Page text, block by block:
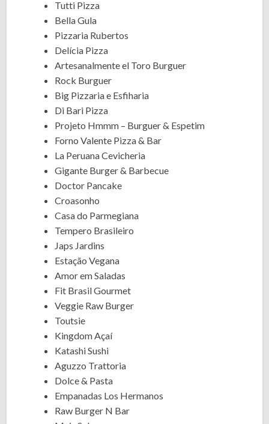
Tutti Pizza
Bella Gula
Pizzaria Rubertos
Delícia Pizza
Artesanalmente el Toro Burguer
Rock Burguer
Big Pizzaria e Esfiharia
Di Bari Pizza
Projeto Hmmm – Burguer & Espetim
Forno Valente Pizza & Bar
La Peruana Cevicheria
Gigante Burger & Barbecue
Doctor Pancake
Croasonho
Casa do Parmegiana
Tempero Brasileiro
Japs Jardins
Estação Vegana
Amor em Saladas
Fit Brasil Gourmet
Veggie Raw Burger
Toutsie
Kingdom Açaí
Katashi Sushi
Aguzzo Trattoria
Dolce & Pasta
Empanadas Los Hermanos
Raw Burger N Bar